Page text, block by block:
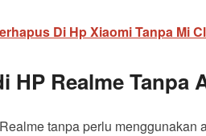
Di Hp Xiaomi Tanpa Mi
HP Realme Tanpa
tanpa perlu menggunakan